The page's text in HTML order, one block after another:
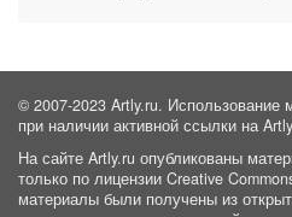
© 2007-2023 Artly.ru. Использование
при наличии активной ссылки на
На сайте Artly.ru опубликованы
только по лицензии Creative
материалы были получены из